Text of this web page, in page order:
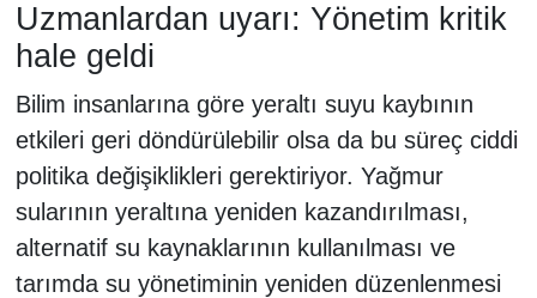
Uzmanlardan uyarı: Yönetim kritik
hale geldi
Bilim insanlarına göre yeraltı suyu kaybının
etkileri geri döndürülebilir olsa da bu süreç ciddi
politika değişiklikleri gerektiriyor. Yağmur
sularının yeraltına yeniden kazandırılması,
alternatif su kaynaklarının kullanılması ve
tarımda su yönetiminin yeniden düzenlenmesi